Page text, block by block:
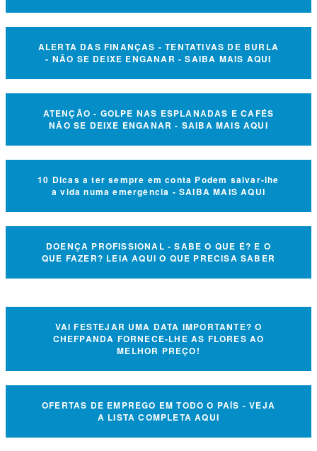
ALERTA DAS FINANÇAS - TENTATIVAS DE BURLA
- NÃO SE DEIXE ENGANAR - SAIBA MAIS AQUI
ATENÇÃO - GOLPE NAS ESPLANADAS E CAFÉS
NÃO SE DEIXE ENGANAR - SAIBA MAIS AQUI
10 Dicas a ter sempre em conta Podem salvar-lhe
a vida numa emergência - SAIBA MAIS AQUI
DOENÇA PROFISSIONAL - SABE O QUE É? E O
QUE FAZER? LEIA AQUI O QUE PRECISA SABER
VAI FESTEJAR UMA DATA IMPORTANTE? O
CHEFPANDA FORNECE-LHE AS FLORES AO
MELHOR PREÇO!
OFERTAS DE EMPREGO EM TODO O PAÍS - VEJA
A LISTA COMPLETA AQUI